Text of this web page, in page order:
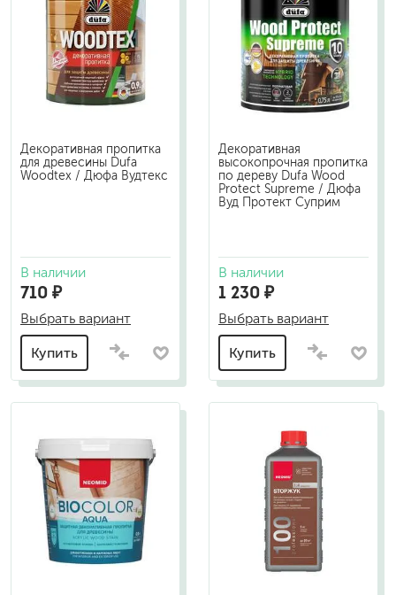
Декоративная пропитка
для древесины Dufa
Woodtex / Дюфа Вудтекс
В наличии
710 ₽
Выбрать вариант
Купить
Декоративная
высокопрочная пропитка
по дереву Dufa Wood
Protect Supreme / Дюфа
Вуд Протект Суприм
В наличии
1 230 ₽
Выбрать вариант
Купить